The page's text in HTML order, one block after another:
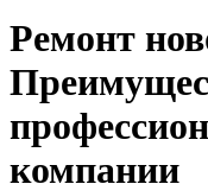
Ремонт
компании